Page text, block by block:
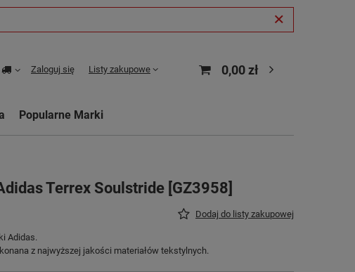
Zaloguj się Listy zakupowe 0,00 zł
Popularne Marki
Terrex Soulstride [GZ3958]
Dodaj do listy zakupowej
Adidas.
z najwyższej jakości materiałów tekstylnych.